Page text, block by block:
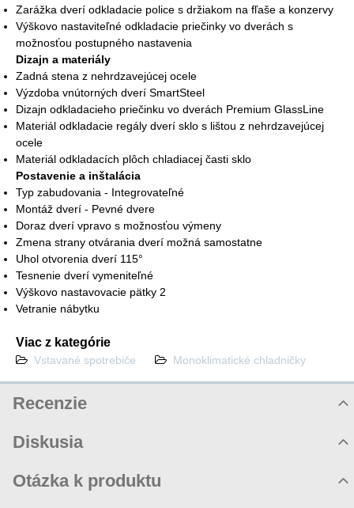
Zarážka dverí odkladacie police s držiakom na fľaše a konzervy
Výškovo nastaviteľné odkladacie priečinky vo dverách s
možnosťou postupného nastavenia
Dizajn a materiály
Zadná stena z nehrdzavejúcej ocele
Výzdoba vnútorných dverí SmartSteel
Dizajn odkladacieho priečinku vo dverách Premium GlassLine
Materiál odkladacie regály dverí sklo s lištou z nehrdzavejúcej
ocele
Materiál odkladacích plôch chladiacej časti sklo
Postavenie a inštalácia
Typ zabudovania - Integrovateľné
Montáž dverí - Pevné dvere
Doraz dverí vpravo s možnosťou výmeny
Zmena strany otvárania dverí možná samostatne
Uhol otvorenia dverí 115°
Tesnenie dverí vymeniteľné
Výškovo nastavovacie pätky 2
Vetranie nábytku
Viac z kategórie
Vstavané spotrebiče Monoklimatické chladničky
Recenzie
Diskusia
Zatiaľ nie sú žiadne komentáre! Buďte prvý!
Otázka k produktu